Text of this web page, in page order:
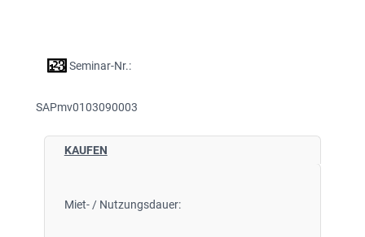
Seminar-Nr.:
SAPmv0103090003
KAUFEN
Miet- / Nutzungsdauer: